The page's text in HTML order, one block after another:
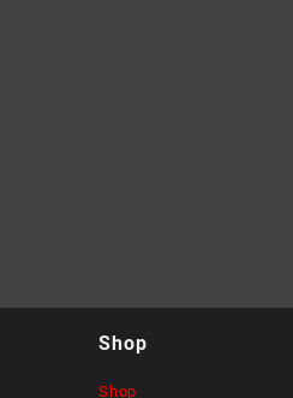
Shop
Shop